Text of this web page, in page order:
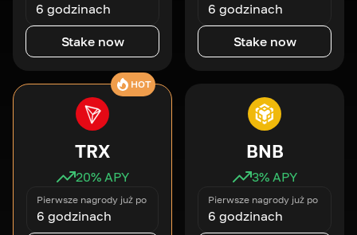
6 godzinach
Stake now
6 godzinach
Stake now
HOT
TRX
20% APY
Pierwsze nagrody już po
6 godzinach
BNB
3% APY
Pierwsze nagrody już po
6 godzinach